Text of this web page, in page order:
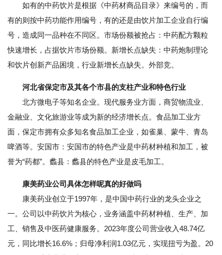
如有的中药饮片是根据《中药材商品目录》来编号的，而
有的则按中药功能作用编号，有的还是由饮片加工企业自行编
号，造成同一品种在不同区。市场份额被抢占：中药配方颗粒
快速增长，占据饮片市场份额。新增长点缺失：中药炮制理论
和饮片创新产品困境，行业新增长点缺失。外部竞。
河北省保定市及其各个市县的支柱产业和特色行业
北方微电子等知名企业。现代服务业方面，商贸物流业、
金融业、文化旅游业等成为新的经济增长点。食品加工业方
面，保定市拥有众多知名食品加工企业，如雀巢、蒙牛、青岛
啤酒等。安国市：安国市的特色产业是中药材种植和加工，被
誉为“药都”。蠡县：蠡县的特色产业是皮毛加工。
康美药业公司具体怎样呢真的好做吗
康美药业创立于1997年，是中国中药行业的龙头企业之
一。公司以中药饮片为核心，业务涵盖中药材种植、生产、加
工、销售及中医药健康服务。2023年度公司营业收入48.74亿
元，同比增长16.6%；归母净利润1.03亿元，实现扭亏为盈。20